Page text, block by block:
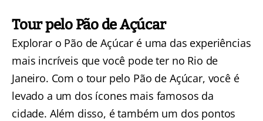
Tour pelo Pão de Açúcar
Explorar o Pão de Açúcar é uma das experiências
mais incríveis que você pode ter no Rio de
Janeiro. Com o tour pelo Pão de Açúcar, você é
levado a um dos ícones mais famosos da
cidade. Além disso, é também um dos pontos